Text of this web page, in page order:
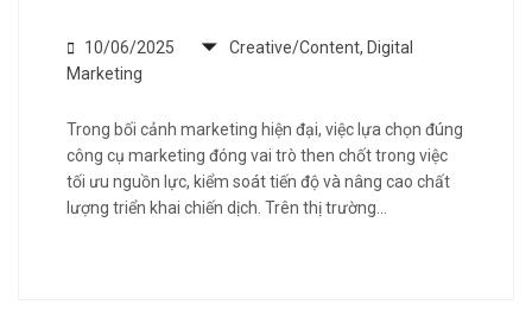
10/06/2025 Creative/Content, Digital
Marketing
Trong bối cảnh marketing hiện đại, việc lựa chọn đúng
công cụ marketing đóng vai trò then chốt trong việc
tối ưu nguồn lực, kiểm soát tiến độ và nâng cao chất
lượng triển khai chiến dịch. Trên thị trường…